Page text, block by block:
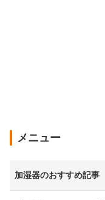
メニュー
加湿器のおすすめ記事